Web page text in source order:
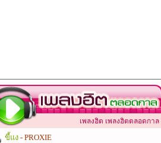
เพลงฮิต เพลงฮิตตลอดกาล
ขี้แง - PROXIE